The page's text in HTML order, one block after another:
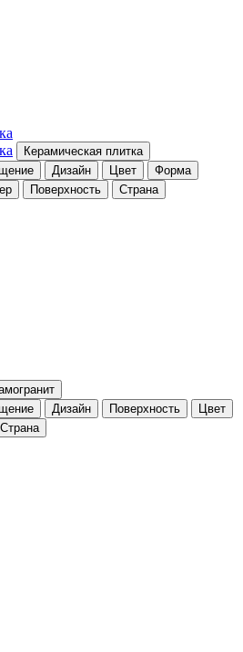
Керамическая плитка
Дизайн Цвет
Форма
Поверхность Страна
Дизайн Поверхность
Цвет
Страна